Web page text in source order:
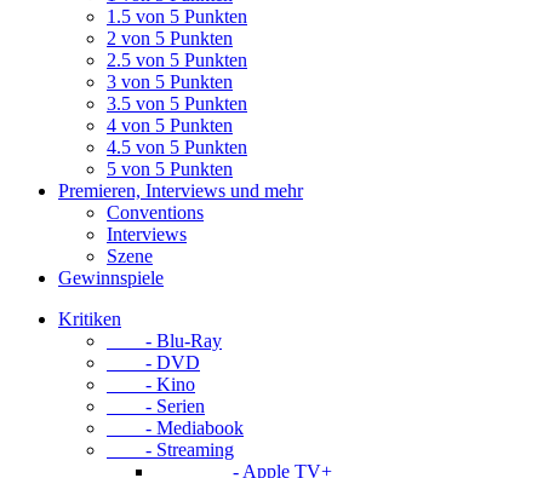
1.5 von 5 Punkten
2 von 5 Punkten
2.5 von 5 Punkten
3 von 5 Punkten
3.5 von 5 Punkten
4 von 5 Punkten
4.5 von 5 Punkten
5 von 5 Punkten
Premieren, Interviews und mehr
Conventions
Interviews
Szene
Gewinnspiele
Kritiken
- Blu-Ray
- DVD
- Kino
- Serien
- Mediabook
- Streaming
- Apple TV+